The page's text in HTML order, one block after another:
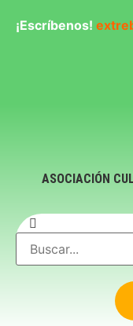
¡Escríbenos!
ASOCIACIÓN